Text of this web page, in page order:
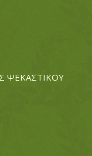
ΨΕΚΑΣΤΙΚΟΥ